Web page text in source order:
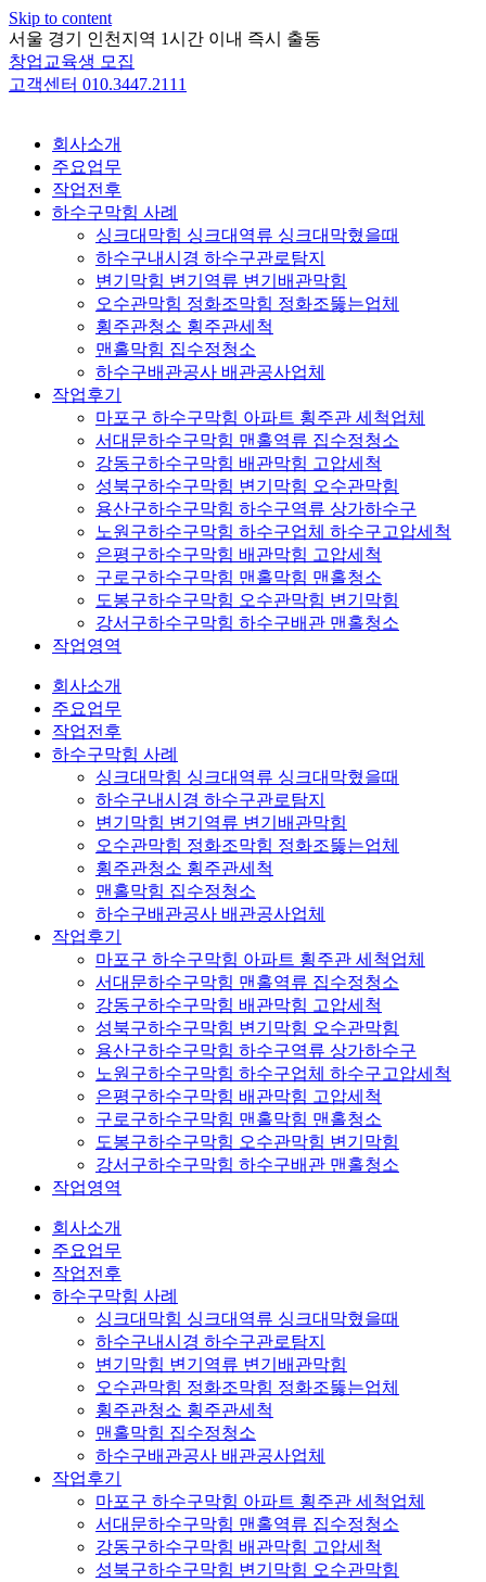
Skip to content
서울 경기 인천지역 1시간 이내 즉시 출동
창업교육생 모집
고객센터 010.3447.2111
회사소개
주요업무
작업전후
하수구막힘 사례
싱크대막힘 싱크대역류 싱크대막혔을때
하수구내시경 하수구관로탐지
변기막힘 변기역류 변기배관막힘
오수관막힘 정화조막힘 정화조뚫는업체
횡주관청소 횡주관세척
맨홀막힘 집수정청소
하수구배관공사 배관공사업체
작업후기
마포구 하수구막힘 아파트 횡주관 세척업체
서대문하수구막힘 맨홀역류 집수정청소
강동구하수구막힘 배관막힘 고압세척
성북구하수구막힘 변기막힘 오수관막힘
용산구하수구막힘 하수구역류 상가하수구
노원구하수구막힘 하수구업체 하수구고압세척
은평구하수구막힘 배관막힘 고압세척
구로구하수구막힘 맨홀막힘 맨홀청소
도봉구하수구막힘 오수관막힘 변기막힘
강서구하수구막힘 하수구배관 맨홀청소
작업영역
회사소개
주요업무
작업전후
하수구막힘 사례
싱크대막힘 싱크대역류 싱크대막혔을때
하수구내시경 하수구관로탐지
변기막힘 변기역류 변기배관막힘
오수관막힘 정화조막힘 정화조뚫는업체
횡주관청소 횡주관세척
맨홀막힘 집수정청소
하수구배관공사 배관공사업체
작업후기
마포구 하수구막힘 아파트 횡주관 세척업체
서대문하수구막힘 맨홀역류 집수정청소
강동구하수구막힘 배관막힘 고압세척
성북구하수구막힘 변기막힘 오수관막힘
용산구하수구막힘 하수구역류 상가하수구
노원구하수구막힘 하수구업체 하수구고압세척
은평구하수구막힘 배관막힘 고압세척
구로구하수구막힘 맨홀막힘 맨홀청소
도봉구하수구막힘 오수관막힘 변기막힘
강서구하수구막힘 하수구배관 맨홀청소
작업영역
회사소개
주요업무
작업전후
하수구막힘 사례
싱크대막힘 싱크대역류 싱크대막혔을때
하수구내시경 하수구관로탐지
변기막힘 변기역류 변기배관막힘
오수관막힘 정화조막힘 정화조뚫는업체
횡주관청소 횡주관세척
맨홀막힘 집수정청소
하수구배관공사 배관공사업체
작업후기
마포구 하수구막힘 아파트 횡주관 세척업체
서대문하수구막힘 맨홀역류 집수정청소
강동구하수구막힘 배관막힘 고압세척
성북구하수구막힘 변기막힘 오수관막힘